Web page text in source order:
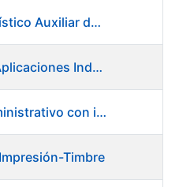
OE 14/19 - Grabador Artístico Auxiliar de Originales. Departamento de Preimpresión
OE 03/20 - Analista de Aplicaciones Industriales
OE 15/19 - Oficial 1ª Administrativo con inglés y francés
Timbre